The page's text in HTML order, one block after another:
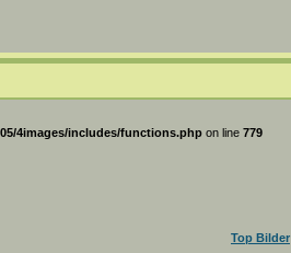
4images/includes/functions.php on line 779
Top Bilder